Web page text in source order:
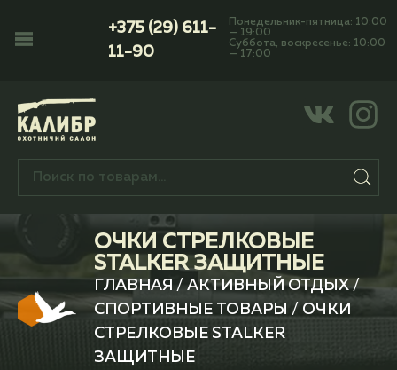
+375 (29) 611-
11-90
Понедельник-пятница: 10:00
— 19:00
Суббота, воскресенье: 10:00
— 17:00
ОЧКИ СТРЕЛКОВЫЕ
STALKER ЗАЩИТНЫЕ
ГЛАВНАЯ /АКТИВНЫЙ ОТДЫХ/
СПОРТИВНЫЕ ТОВАРЫ / ОЧКИ
СТРЕЛКОВЫЕ STALKER
ЗАЩИТНЫЕ